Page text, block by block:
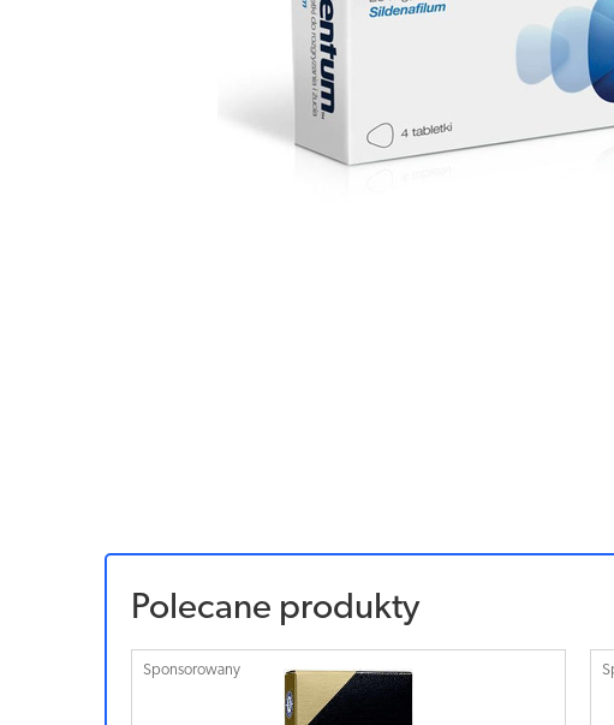
Polecane produkty
Sponsorowany